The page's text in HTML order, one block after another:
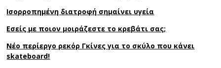
Ισορροπημένη διατροφή σημαίνει υγεία
Εσείς με ποιον μοιράζεστε το κρεβάτι σας;
Νέο περίεργο ρεκόρ Γκίνες για το σκύλο που κάνει
skateboard!